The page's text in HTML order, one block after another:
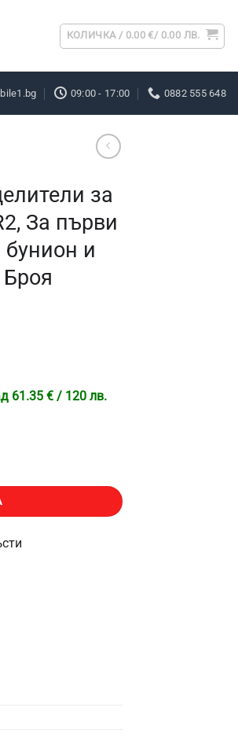
КОЛИЧКА / 0.00€/ 0.00 ЛВ.
09:00 - 17:00 0882 555 648
за
За първи
и
61.35 € / 120 лв.
на краката Jiafen JR2, За първи и